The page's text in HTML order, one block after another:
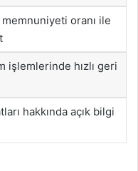
oranı ile
işlemlerinde hızlı geri
hakkında açık bilgi